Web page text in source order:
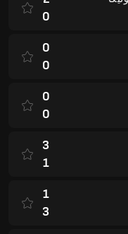
0
0
0
0
0
3
1
1
3